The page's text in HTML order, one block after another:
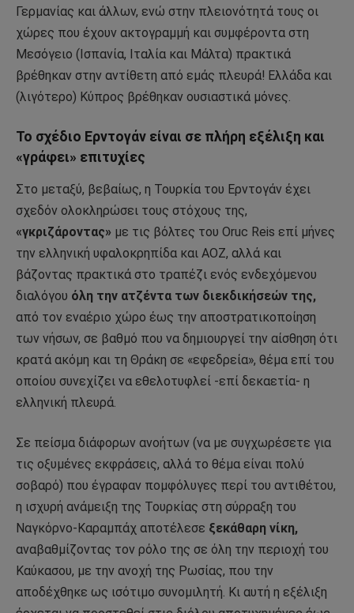
Γερμανίας και άλλων, ενώ στην πλειονότητά τους οι
χώρες που έχουν ακτογραμμή και συμφέροντα στη
Μεσόγειο (Ισπανία, Ιταλία και Μάλτα) πρακτικά
βρέθηκαν στην αντίθετη από εμάς πλευρά! Ελλάδα και
(λιγότερο) Κύπρος βρέθηκαν ουσιαστικά μόνες.
Το σχέδιο Ερντογάν είναι σε πλήρη εξέλιξη και
«γράφει» επιτυχίες
Στο μεταξύ, βεβαίως, η Τουρκία του Ερντογάν έχει
σχεδόν ολοκληρώσει τους στόχους της,
«γκριζάροντας» με τις βόλτες του Oruc Reis επί μήνες
την ελληνική υφαλοκρηπίδα και ΑΟΖ, αλλά και
βάζοντας πρακτικά στο τραπέζι ενός ενδεχόμενου
διαλόγου όλη την ατζέντα των διεκδικήσεών της,
από τον εναέριο χώρο έως την αποστρατικοποίηση
των νήσων, σε βαθμό που να δημιουργεί την αίσθηση ότι
κρατά ακόμη και τη Θράκη σε «εφεδρεία», θέμα επί του
οποίου συνεχίζει να εθελοτυφλεί -επί δεκαετία- η
ελληνική πλευρά.
Σε πείσμα διάφορων ανοήτων (να με συγχωρέσετε για
τις οξυμένες εκφράσεις, αλλά το θέμα είναι πολύ
σοβαρό) που έγραφαν πομφόλυγες περί του αντιθέτου,
η ισχυρή ανάμειξη της Τουρκίας στη σύρραξη του
Ναγκόρνο-Καραμπάχ αποτέλεσε ξεκάθαρη νίκη,
αναβαθμίζοντας τον ρόλο της σε όλη την περιοχή του
Καύκασου, με την ανοχή της Ρωσίας, που την
αποδέχθηκε ως ισότιμο συνομιλητή. Κι αυτή η εξέλιξη